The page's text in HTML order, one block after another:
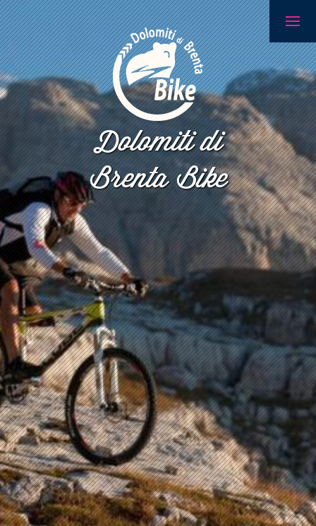
Dolomiti di
Brenta Bike